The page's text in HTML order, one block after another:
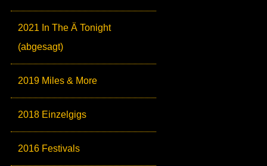
2021 In The Ä Tonight
(abgesagt)
2019 Miles & More
2018 Einzelgigs
2016 Festivals